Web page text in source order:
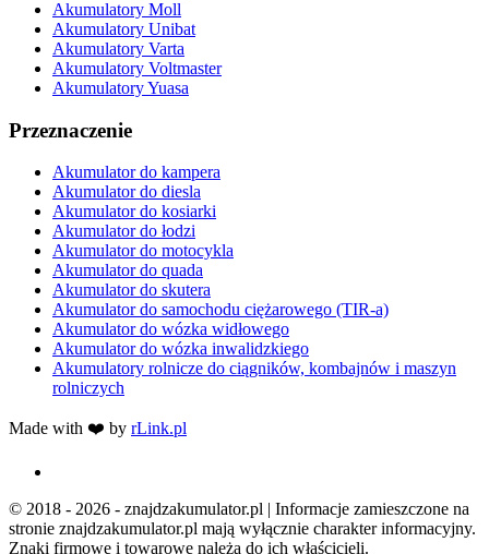
Akumulatory Moll
Akumulatory Unibat
Akumulatory Varta
Akumulatory Voltmaster
Akumulatory Yuasa
Przeznaczenie
Akumulator do kampera
Akumulator do diesla
Akumulator do kosiarki
Akumulator do łodzi
Akumulator do motocykla
Akumulator do quada
Akumulator do skutera
Akumulator do samochodu ciężarowego (TIR-a)
Akumulator do wózka widłowego
Akumulator do wózka inwalidzkiego
Akumulatory rolnicze do ciągników, kombajnów i maszyn
rolniczych
Made with ❤️ by rLink.pl
© 2018 - 2026 - znajdzakumulator.pl | Informacje zamieszczone na
stronie znajdzakumulator.pl mają wyłącznie charakter informacyjny.
Znaki firmowe i towarowe należą do ich właścicieli.